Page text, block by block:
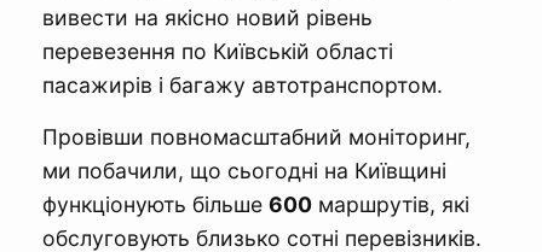
вивести на якісно новий рівень
перевезення по Київській області
пасажирів і багажу автотранспортом.
Провівши повномасштабний моніторинг,
ми побачили, що сьогодні на Київщині
функціонують більше 600 маршрутів, які
обслуговують близько сотні перевізників.